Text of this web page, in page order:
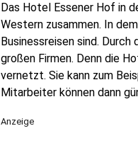
Das Hotel Essener Hof in
Western zusammen. In
Businessreisen sind.
großen Firmen. Denn die
vernetzt. Sie kann zum
Mitarbeiter können dann
Anzeige